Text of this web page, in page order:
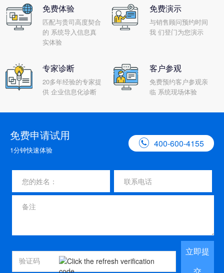
免费体验
匹配与贵司高度契合
的 系统导入信息真
实体验
免费演示
与销售顾问预约时间
我 们登门为您演示
专家诊断
20多年经验的专家提
供 企业信息化诊断
客户参观
免费预约客户参观亲
临 系统现场体验
免费申请试用
1分钟快速体验
 400-600-4155
立即提